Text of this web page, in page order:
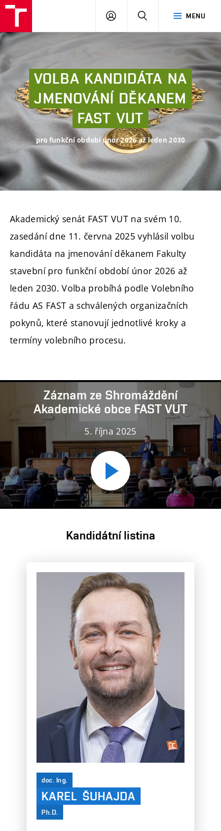
Brno
MENU
PŘIHLÁSIT
VOLBA KANDIDÁTA NA
JMENOVÁNÍ DĚKANEM
FAST VUT
pro funkční období únor 2026 až leden 2030
Akademický senát FAST VUT na svém 10.
zasedání dne 11. června 2025 vyhlásil volbu
kandidáta na jmenování děkanem Fakulty
stavební pro funkční období únor 2026 až
leden 2030. Volba probíhá podle Volebního
řádu AS FAST a schválených organizačních
pokynů, které stanovují jednotlivé kroky a
termíny volebního procesu.
Záznam ze Shromáždění
Akademické obce FAST VUT
5. října 2025
Přehrát
video
Kandidátní listina
doc. Ing.
KAREL ŠUHAJDA
Ph.D.